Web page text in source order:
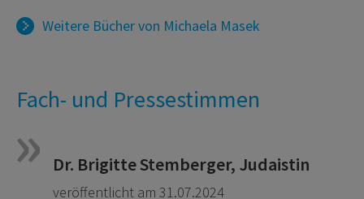
Weitere Bücher von Michaela Masek
Fach- und Pressestimmen
Dr. Brigitte Stemberger, Judaistin
veröffentlicht am 31.07.2024